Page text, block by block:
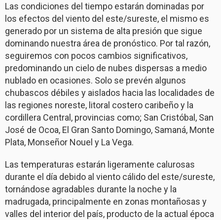
Las condiciones del tiempo estarán dominadas por
los efectos del viento del este/sureste, el mismo es
generado por un sistema de alta presión que sigue
dominando nuestra área de pronóstico. Por tal razón,
seguiremos con pocos cambios significativos,
predominando un cielo de nubes dispersas a medio
nublado en ocasiones. Solo se prevén algunos
chubascos débiles y aislados hacia las localidades de
las regiones noreste, litoral costero caribeño y la
cordillera Central, provincias como; San Cristóbal, San
José de Ocoa, El Gran Santo Domingo, Samaná, Monte
Plata, Monseñor Nouel y La Vega.
Las temperaturas estarán ligeramente calurosas
durante el día debido al viento cálido del este/sureste,
tornándose agradables durante la noche y la
madrugada, principalmente en zonas montañosas y
valles del interior del país, producto de la actual época